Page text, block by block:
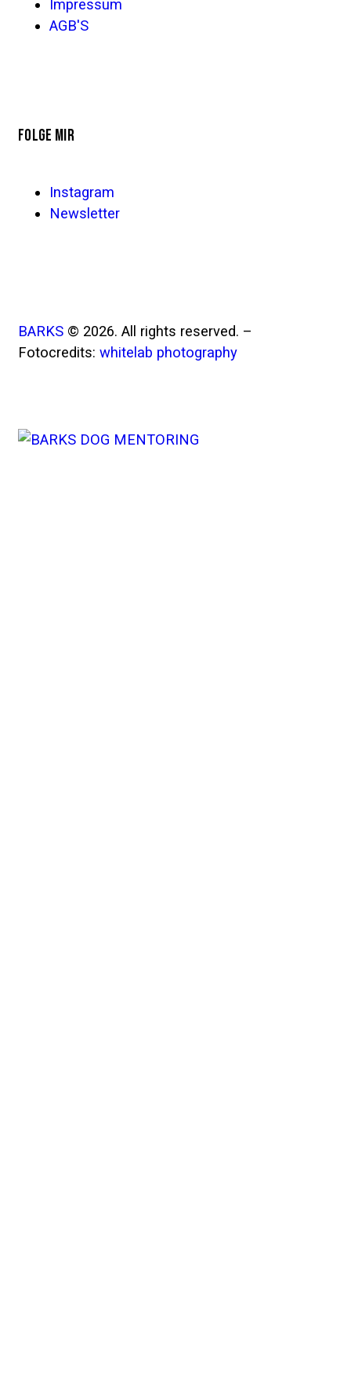
Impressum
AGB'S
FOLGE MIR
Instagram
Newsletter
BARKS © 2026. All rights reserved. –
Fotocredits: whitelab photography